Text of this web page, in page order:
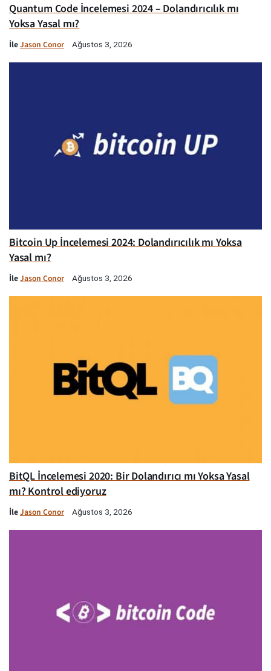
Quantum Code İncelemesi 2024 – Dolandırıcılık mı
Yoksa Yasal mı?
İleJason Conor Ağustos 3, 2026
Bitcoin Up İncelemesi 2024: Dolandırıcılık mı Yoksa
Yasal mı?
İleJason Conor Ağustos 3, 2026
BitQL İncelemesi 2020: Bir Dolandırıcı mı Yoksa Yasal
mı? Kontrol ediyoruz
İleJason Conor Ağustos 3, 2026